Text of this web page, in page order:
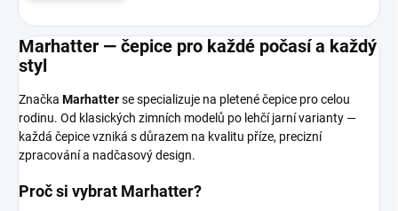
Marhatter — čepice pro každé počasí a každý
styl
Značka Marhatterse specializuje na pletené čepice pro celou
rodinu. Od klasických zimních modelů po lehčí jarní varianty —
každá čepice vzniká s důrazem na kvalitu příze, precizní
zpracování a nadčasový design.
Proč si vybrat Marhatter?